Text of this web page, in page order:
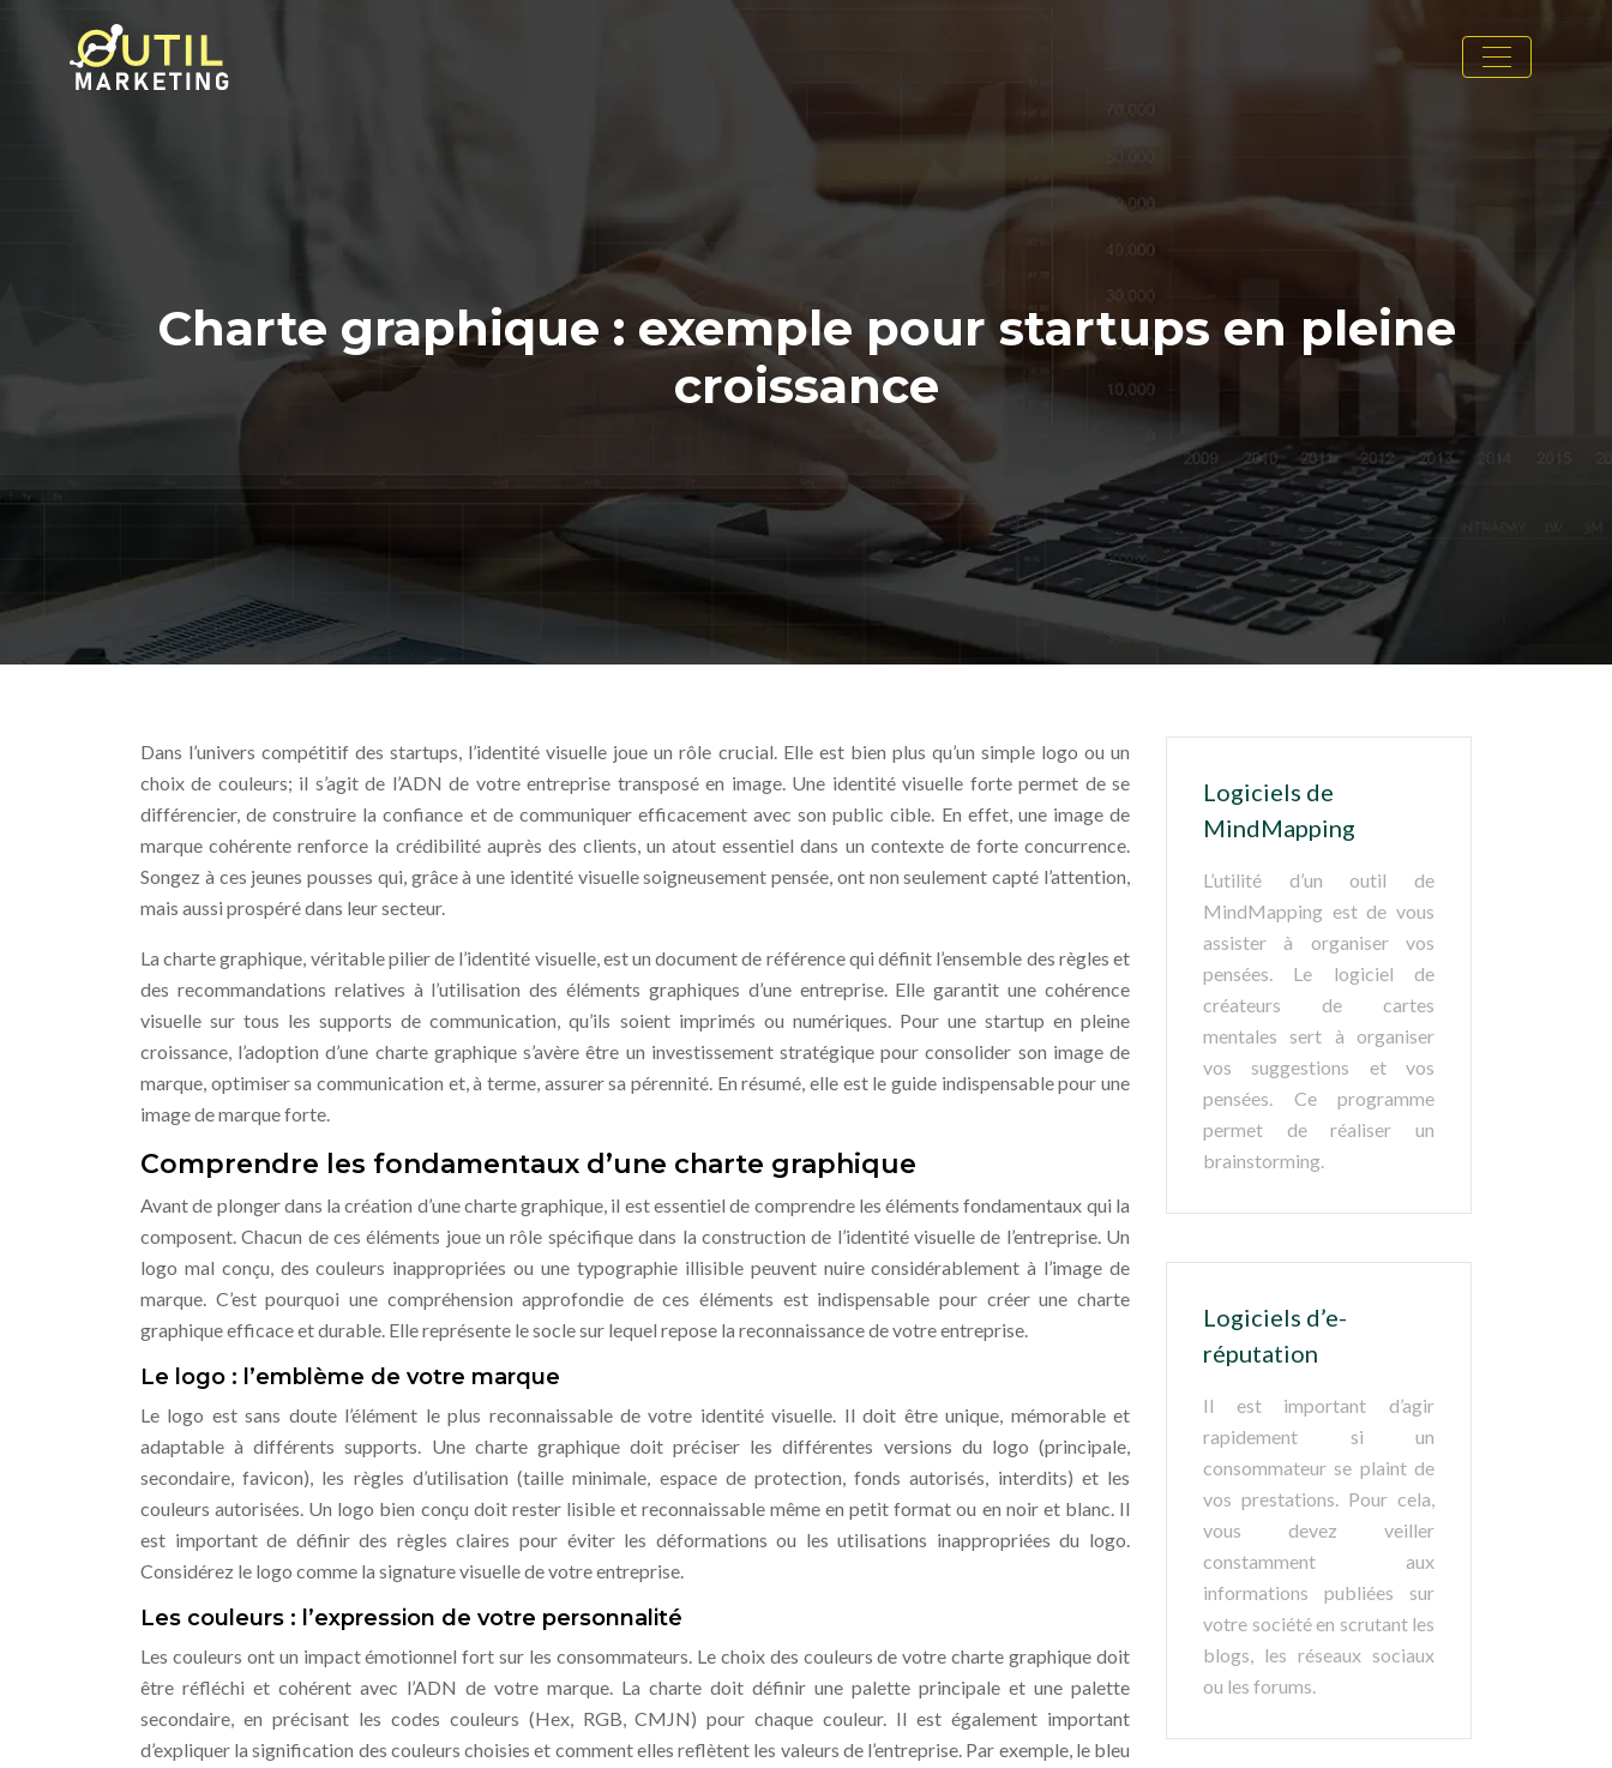
Charte graphique : exemple pour startups en pleine
croissance
Dans l’univers compétitif des startups, l’identité visuelle joue un rôle crucial. Elle est bien plus qu’un simple logo ou un
choix de couleurs; il s’agit de l’ADN de votre entreprise transposé en image. Une identité visuelle forte permet de se
différencier, de construire la confiance et de communiquer efficacement avec son public cible. En effet, une image de
marque cohérente renforce la crédibilité auprès des clients, un atout essentiel dans un contexte de forte concurrence.
Songez à ces jeunes pousses qui, grâce à une identité visuelle soigneusement pensée, ont non seulement capté l’attention,
mais aussi prospéré dans leur secteur.
La charte graphique, véritable pilier de l’identité visuelle, est un document de référence qui définit l’ensemble des règles et
des recommandations relatives à l’utilisation des éléments graphiques d’une entreprise. Elle garantit une cohérence
visuelle sur tous les supports de communication, qu’ils soient imprimés ou numériques. Pour une startup en pleine
croissance, l’adoption d’une charte graphique s’avère être un investissement stratégique pour consolider son image de
marque, optimiser sa communication et, à terme, assurer sa pérennité. En résumé, elle est le guide indispensable pour une
image de marque forte.
Comprendre les fondamentaux d’une charte graphique
Avant de plonger dans la création d’une charte graphique, il est essentiel de comprendre les éléments fondamentaux qui la
composent. Chacun de ces éléments joue un rôle spécifique dans la construction de l’identité visuelle de l’entreprise. Un
logo mal conçu, des couleurs inappropriées ou une typographie illisible peuvent nuire considérablement à l’image de
marque. C’est pourquoi une compréhension approfondie de ces éléments est indispensable pour créer une charte
graphique efficace et durable. Elle représente le socle sur lequel repose la reconnaissance de votre entreprise.
Le logo : l’emblème de votre marque
Le logo est sans doute l’élément le plus reconnaissable de votre identité visuelle. Il doit être unique, mémorable et
adaptable à différents supports. Une charte graphique doit préciser les différentes versions du logo (principale,
secondaire, favicon), les règles d’utilisation (taille minimale, espace de protection, fonds autorisés, interdits) et les
couleurs autorisées. Un logo bien conçu doit rester lisible et reconnaissable même en petit format ou en noir et blanc. Il
est important de définir des règles claires pour éviter les déformations ou les utilisations inappropriées du logo.
Considérez le logo comme la signature visuelle de votre entreprise.
Les couleurs : l’expression de votre personnalité
Les couleurs ont un impact émotionnel fort sur les consommateurs. Le choix des couleurs de votre charte graphique doit
être réfléchi et cohérent avec l’ADN de votre marque. La charte doit définir une palette principale et une palette
secondaire, en précisant les codes couleurs (Hex, RGB, CMJN) pour chaque couleur. Il est également important
d’expliquer la signification des couleurs choisies et comment elles reflètent les valeurs de l’entreprise. Par exemple, le bleu
Logiciels de
MindMapping
L’utilité d’un outil de
MindMapping est de vous
assister à organiser vos
pensées. Le logiciel de
créateurs de cartes
mentales sert à organiser
vos suggestions et vos
pensées. Ce programme
permet de réaliser un
brainstorming.
Logiciels d’e-
réputation
Il est important d’agir
rapidement si un
consommateur se plaint de
vos prestations. Pour cela,
vous devez veiller
constamment aux
informations publiées sur
votre société en scrutant les
blogs, les réseaux sociaux
ou les forums.